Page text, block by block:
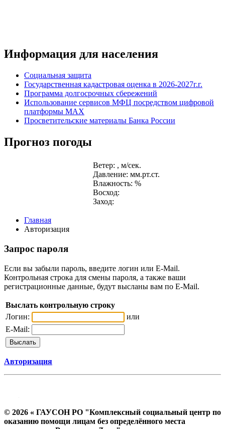
Информация для населения
Социальная защита
Государственная кадастровая оценка в 2026-2027г.г.
Программа долгосрочных сбережений
Использование сервисов МФЦ посредством цифровой
платформы MAX
Просветительские материалы Банка России
Прогноз погоды
Ветер: , м/сек.
Давление: мм.рт.ст.
Влажность: %
Восход:
Заход:
Главная
Авторизация
Запрос пароля
Если вы забыли пароль, введите логин или E-Mail.
Контрольная строка для смены пароля, а также ваши
регистрационные данные, будут высланы вам по E-Mail.
Выслать контрольную строку
Логин:
или
E-Mail:
Авторизация
© 2026 « ГАУСОН РО "Комплексный социальный центр по
оказанию помощи лицам без определённого места